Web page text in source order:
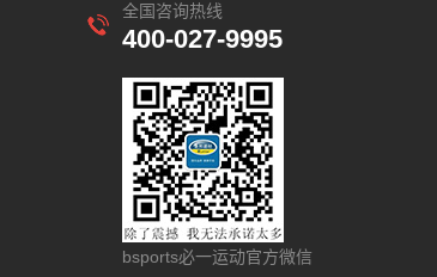
全国咨询热线
400-027-9995
bsports必一运动官方微信